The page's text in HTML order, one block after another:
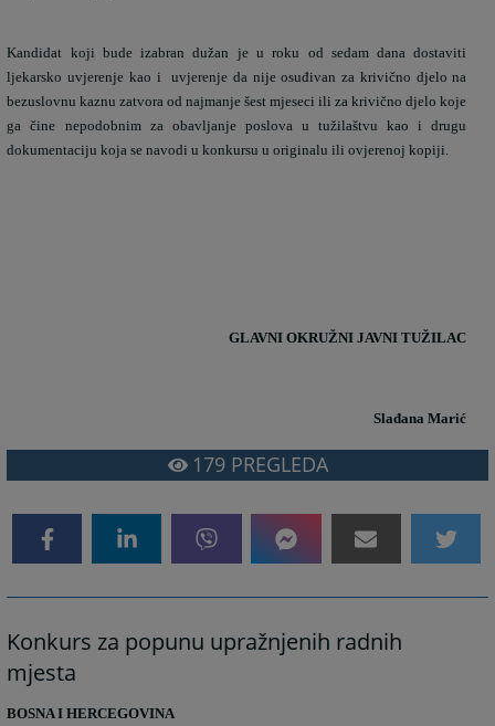
Kandidat koji bude izabran dužan je u roku od sedam dana dostaviti
ljekarsko uvjerenje kao i
uvjerenje da nije osuđivan za krivično djelo na
bezuslovnu kaznu zatvora od najmanje šest mjeseci ili za krivično djelo koje
ga čine nepodobnim za obavljanje poslova u tužilaštvu kao i drugu
dokumentaciju koja se navodi u konkursu u originalu ili ovjerenoj kopiji.
GLAVNI OKRUŽNI JAVNI TUŽILAC
Slađana Marić
179PREGLEDA
Konkurs za popunu upražnjenih radnih
mjesta
BOSNA I HERCEGOVINA